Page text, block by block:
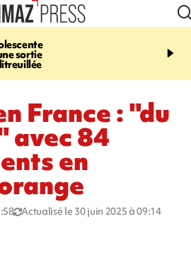
sortie
20:44
rouée de coups,
France : "du
avec 84
en
Actualisé le 30 juin 2025 à 09:14